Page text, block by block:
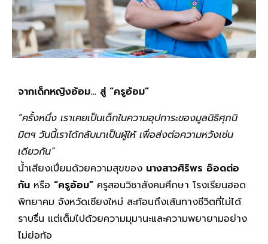
จากเด็กหญิงอ้อม… สู่ “ครูอ้อม”
“ครั้งหนึ่ง เราเคยเป็นเด็กในความอุปการะของมูลนิธิศุภนิ
มิตฯ วันนี้เราได้กลับมาเป็นผู้ให้ เพื่อส่งต่อความหวังเช่น
เดียวกัน”
น้ำเสียงเปี่ยมด้วยความสุขของ นางสาวศิริพร อ๊อดต่อ
กัน หรือ “ครูอ้อม” ครูสอนวิชาสังคมศึกษา โรงเรียนฮอด
พิทยาคม จังหวัดเชียงใหม่ สะท้อนถึงเส้นทางชีวิตที่ไม่ได้
ราบรื่น แต่เต็มไปด้วยความมุมานะและความพยายามอย่าง
ไม่ย่อท้อ